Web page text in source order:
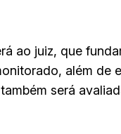
ao juiz, que
além de
será